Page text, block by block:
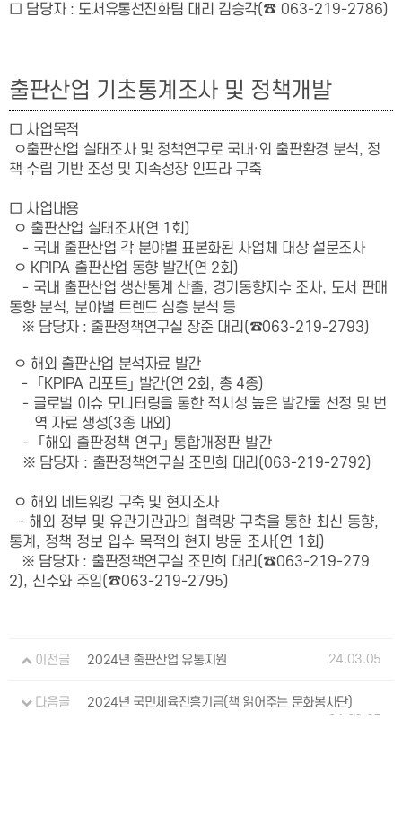
□ 담당자: 도서유통선진화팀 대리 김승각(☎ 063-219-2786)
출판산업 기초통계조사 및 정책개발
□ 사업목적
ㅇ출판산업 실태조사 및 정책연구로 국내·외 출판환경 분석, 정
책 수립 기반 조성 및 지속성장 인프라 구축
□ 사업내용
ㅇ 출판산업 실태조사(연 1 회 )
- 국내 출판산업 각 분야별 표본화된 사업체 대상 설문조사
ㅇ KPIPA 출판산업 동향 발간(연 2회 )
- 국내 출판산업 생산통계 산출, 경기동향지수 조사, 도서 판매
동향 분석, 분야별 트렌드 심층 분석 등
※ 담당자: 출판정책연구실 장준 대리 (☎063-219-2793)
ㅇ 해외 출판산업 분석자료 발간
-
｢ KPIPA 리포트 ｣ 발간(연 2회 , 총4종)
- 글로벌 이슈 모니터링을 통한 적시성 높은 발간물 선정 및 번
역 자료 생성(3종 내외 )
-
｢해외 출판정책 연구 ｣ 통합개정판 발간
※ 담당자 : 출판정책연구실 조민희 대리 (063-219-2792)
ㅇ 해외 네트워킹 구축 및 현지조사
- 해외 정부 및 유관기관과의 협력망 구축을 통한 최신 동향,
통계, 정책 정보 입수 목적의 현지 방문 조사(연 1회)
※ 담당자 : 출판정책연구실 조민희 대리 (☎063-219-279
2), 신수와 주임(☎063-219-2795)
이전글 2024년 출판산업 유통지원 24.03.05
다음글
2024년 국민체육진흥기금(책 읽어주는 문화봉사단)
24.03.05